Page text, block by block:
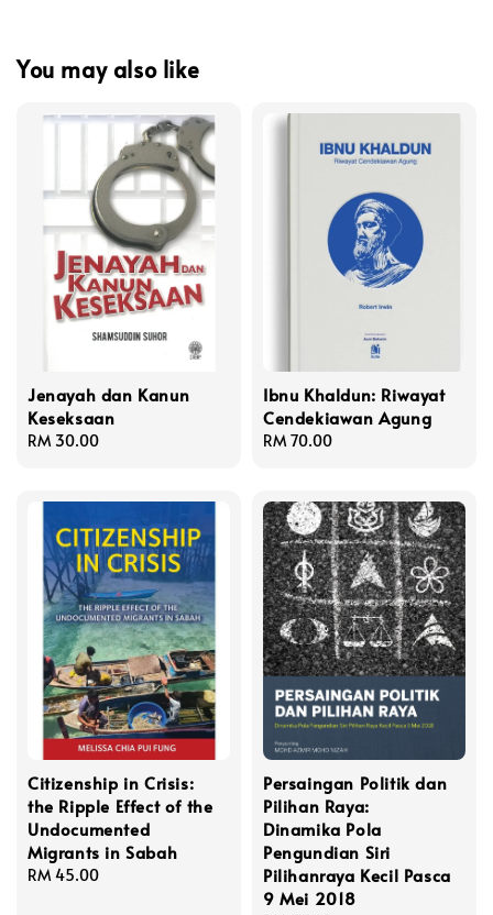
You may also like
Jenayah dan Kanun
Keseksaan
Regular
RM 30.00
Ibnu Khaldun: Riwayat
Cendekiawan Agung
Regular
RM 70.00
Citizenship in Crisis:
the Ripple Effect of the
Undocumented
Migrants in Sabah
Regular
RM 45.00
Persaingan Politik dan
Pilihan Raya:
Dinamika Pola
Pengundian Siri
Pilihanraya Kecil Pasca
9 Mei 2018